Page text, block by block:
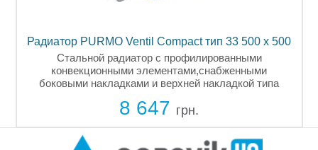
Радиатор PURMO Ventil Compact тип 33 500 x 500
Стальной радиатор с профилированными
конвекционными элементами,снабженными
боковыми накладками и верхней накладкой типа
подсоединительных отверстия с внутренней резьбой
8 647 грн.